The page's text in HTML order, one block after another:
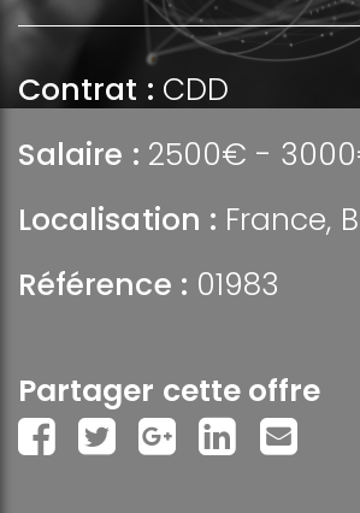
Contrat : CDD
Salaire : 2500€ -
Localisation : France,
Référence : 01983
Partager cette offre